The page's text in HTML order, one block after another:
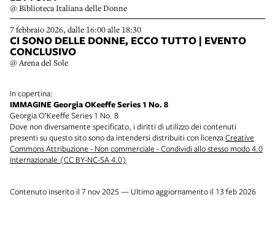
@ Biblioteca Italiana delle Donne
7 febbraio 2026, dalle 16:00 alle 18:30
CI SONO DELLE DONNE, ECCO TUTTO | EVENTO
CONCLUSIVO
@ Arena del Sole
In copertina:
IMMAGINE Georgia OKeeffe Series 1 No. 8
Georgia O’Keeffe Series 1 No. 8
Dove non diversamente specificato, i diritti di utilizzo dei contenuti
presenti su questo sito sono da intendersi distribuiti con licenzaCreative
Commons Attribuzione - Non commerciale - Condividi allo stesso modo 4.0
Internazionale (CC BY-NC-SA 4.0)
Contenuto inserito il 7 nov 2025 — Ultimo aggiornamento il 13 feb 2026